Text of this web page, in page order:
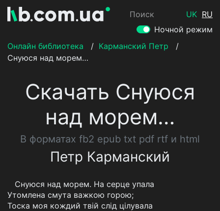
Поиск UK RU
Ночной режим
Онлайн библиотека
/ Карманский Петр
/
Снуюся над морем…
Скачать Снуюся
над морем…
В форматах fb2 epub txt pdf rtf и html
Петр Карманский
Снуюся над морем. На серце упала
Утомлена смута важкою горою;
Тоска моя кождий твій слід цілувала